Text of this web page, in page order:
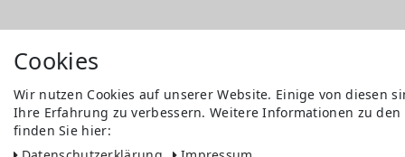
Cookies
Wir nutzen Cookies auf unserer Website. Einige von diesen
Ihre Erfahrung zu verbessern. Weitere Informationen zu
finden Sie hier: